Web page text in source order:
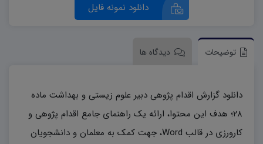
دانلود نمونه فایل
توضیحات دیدگاه ها
دانلود گزارش اقدام پژوهی دبیر علوم زیستی و بهداشت ماده
۲۸؛ هدف این محتوا، ارائه یک راهنمای جامع اقدام پژوهی و
کارورزی در قالب Word، جهت کمک به معلمان و دانشجویان